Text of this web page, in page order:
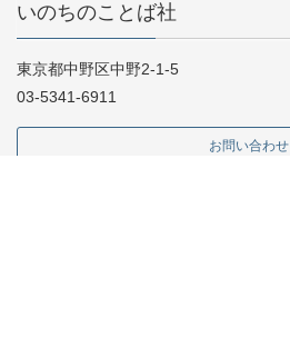
いのちのことば社
東京都中野区中野2-1-5
03-5341-6911
お問い合わせ